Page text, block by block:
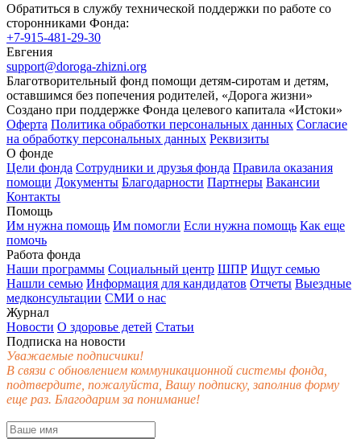
Обратиться в службу технической поддержки по работе со
сторонниками Фонда:
+7-915-481-29-30
Евгения
support@doroga-zhizni.org
Благотворительный фонд помощи детям-сиротам и детям,
оставшимся без попечения родителей, «Дорога жизни»
Создано при поддержке Фонда целевого капитала «Истоки»
Оферта Политика обработки персональных данных Согласие
на обработку персональных данных Реквизиты
О фонде
Цели фонда Сотрудники и друзья фонда Правила оказания
помощи Документы Благодарности Партнеры Вакансии
Контакты
Помощь
Им нужна помощь Им помогли Если нужна помощь Как еще
помочь
Работа фонда
Наши программы Социальный центр ШПР Ищут семью
Нашли семью Информация для кандидатов Отчеты Выездные
медконсультации СМИ о нас
Журнал
Новости О здоровье детей Статьи
Подписка на новости
Уважаемые подписчики!
В связи с обновлением коммуникационной системы фонда,
подтвердите, пожалуйста, Вашу подписку, заполнив форму
еще раз. Благодарим за понимание!